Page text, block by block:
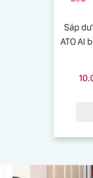
Sáp
ATO AI